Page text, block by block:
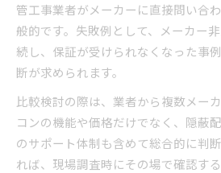
管工事業者がメーカーに直接問い合
般的です。失敗例として、メーカー
続し、保証が受けられなくなった事
断が求められます。
比較検討の際は、業者から複数メー
コンの機能や価格だけでなく、隠蔽
のサポート体制も含めて総合的に判
れば、現場調査時にその場で確認す